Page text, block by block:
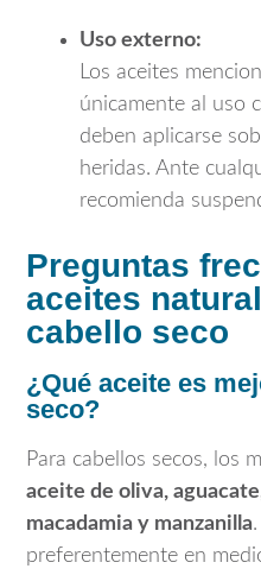
Uso externo:
Los aceites
únicamente al uso
deben aplicarse
heridas. Ante
recomienda
Preguntas
aceites
cabello seco
¿Qué aceite es
seco?
Para cabellos secos, los
aceite de oliva,
macadamia y manzanilla
preferentemente en